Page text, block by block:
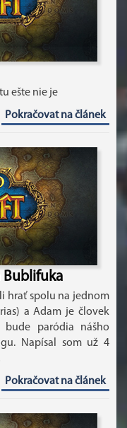
ešte nie je
Pokračovat na článek
Bublifuka
hrať spolu na jednom
a Adam je človek
bude paródia nášho
Napísal som už 4
Pokračovat na článek